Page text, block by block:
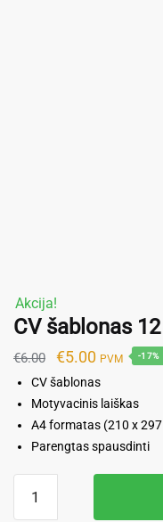
Akcija!
CV šablonas 12
€6.00
Original
price
was:
€6.00.
€5.00 Current
price
is:
€5.00.
PVM -17%
CV šablonas
Motyvacinis laiškas
A4 formatas (210 x
Parengtas spausdinti
kiekis: